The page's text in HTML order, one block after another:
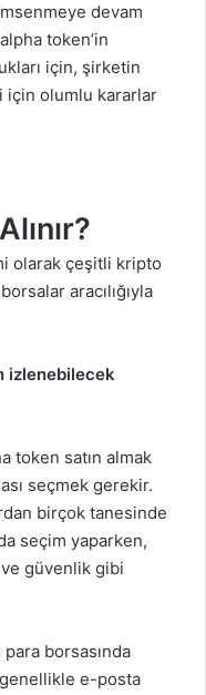
devam
token’in
için, şirketin
için olumlu kararlar
olarak çeşitli kripto
aracılığıyla
izlenebilecek
token satın almak
seçmek gerekir.
birçok tanesinde
seçim yaparken,
güvenlik gibi
borsasında
e-posta